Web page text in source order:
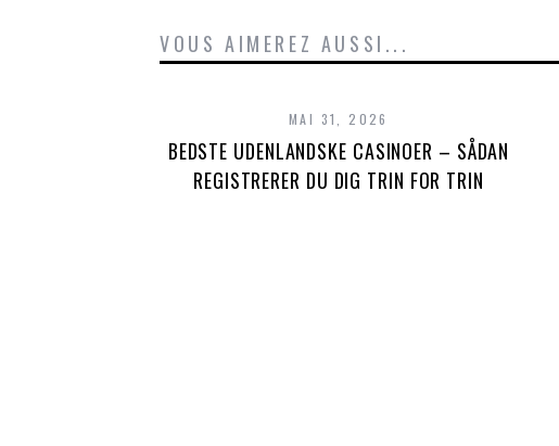
VOUS AIMEREZ AUSSI...
MAI 31, 2026
BEDSTE UDENLANDSKE CASINOER – SÅDAN
REGISTRERER DU DIG TRIN FOR TRIN